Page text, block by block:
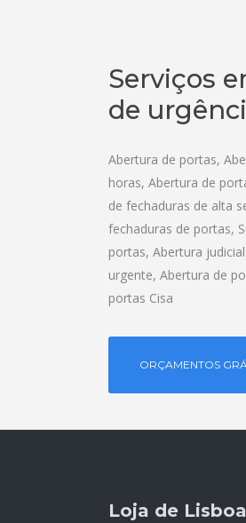
Serviços
de
Abertura de portas,
horas, Abertura de
de fechaduras de alta
fechaduras de portas,
portas, Abertura
urgente, Abertura de
portas Cisa
ORÇAMENTOS
Loja de Lisboa